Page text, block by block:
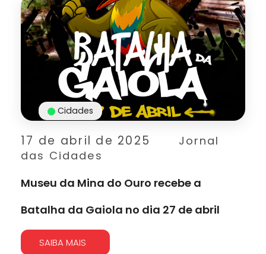
17 de abril de 2025
Jornal
das Cidades
Cidades
Museu da Mina do Ouro recebe a
Batalha da Gaiola no dia 27 de abril
SAIBA MAIS